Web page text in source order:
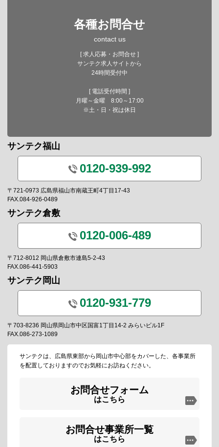
各種お問合せ
contact us
[ 求人応募・お問合せ ]
サンテク求人サイトから
24時間受付中
[ 電話受付時間 ]
月曜～金曜 8:00～17:00
※土・日・祝は休日
サンテク福山
0120-939-992
〒721-0973 広島県福山市南蔵王町4丁目17-43
FAX.084-926-0489
サンテク倉敷
0120-006-489
〒712-8012 岡山県倉敷市連島5-2-43
FAX.086-441-5903
サンテク岡山
0120-931-779
〒703-8236 岡山県岡山市中区国富1丁目14-2 みらいビル1F
FAX.086-273-1089
サンテクは、広島県東部から岡山市中心部をカバーした、各事業所
を配置しておりますのでお気軽にお訪ねください。
お問合せフォーム
はこちら
お問合せ事業所一覧
はこちら